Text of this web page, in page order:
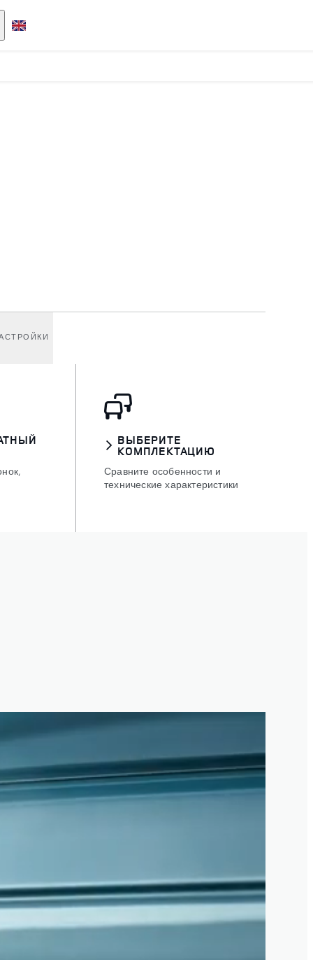
ВЫБЕРИТЕ
КОМПЛЕКТАЦИЮ
Сравните особенности и
технические характеристики